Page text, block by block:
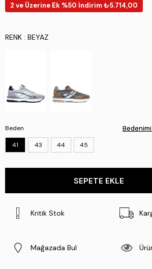
2 ve Üzerine Ek %50 İndirim ₺5.714,00
RENK : BEYAZ
Beden
41 43 44 45
Bedenimi
Bedenimi
Kritik Stok
Mağazada Bul